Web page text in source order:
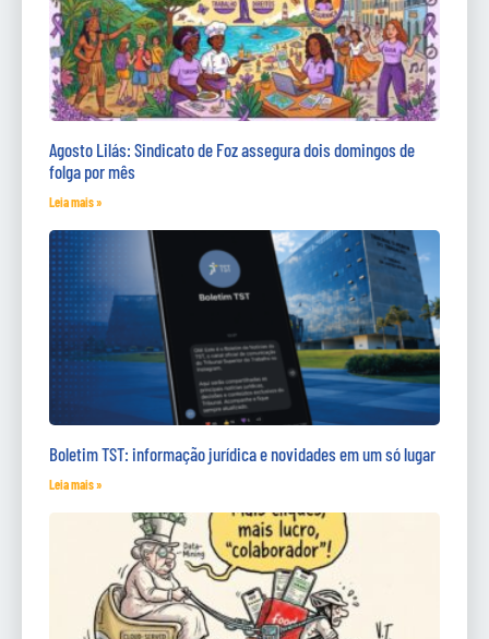
Agosto Lilás: Sindicato de Foz assegura dois domingos de
folga por mês
Leia mais »
Boletim TST: informação jurídica e novidades em um só lugar
Leia mais »